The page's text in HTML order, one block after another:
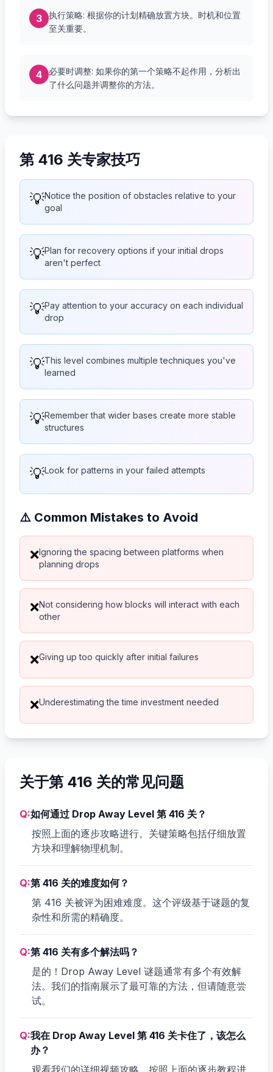
3
执行策略: 根据你的计划精确放置方块。时机和位置
至关重要。
4
必要时调整: 如果你的第一个策略不起作用，分析出
了什么问题并调整你的方法。
第 416 关专家技巧
💡Notice the position of obstacles relative to your
goal
💡Plan for recovery options if your initial drops
aren't perfect
💡Pay attention to your accuracy on each individual
drop
💡This level combines multiple techniques you've
learned
💡Remember that wider bases create more stable
structures
💡Look for patterns in your failed attempts
⚠️ Common Mistakes to Avoid
❌Ignoring the spacing between platforms when
planning drops
❌Not considering how blocks will interact with each
other
❌Giving up too quickly after initial failures
❌Underestimating the time investment needed
关于第 416 关的常见问题
Q:如何通过 Drop Away Level 第 416 关？
按照上面的逐步攻略进行。关键策略包括仔细放置
方块和理解物理机制。
Q:第 416 关的难度如何？
第 416 关被评为困难难度。这个评级基于谜题的复
杂性和所需的精确度。
Q:第 416 关有多个解法吗？
是的！Drop Away Level 谜题通常有多个有效解
法。我们的指南展示了最可靠的方法，但请随意尝
试。
Q:我在 Drop Away Level 第 416 关卡住了，该怎么
办？
观看我们的详细视频攻略，按照上面的逐步教程进